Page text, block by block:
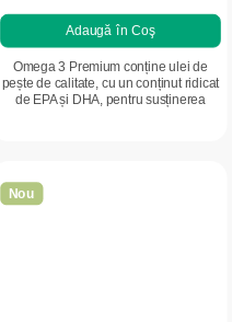
Adaugă în Coş
Omega 3 Premium conține ulei de
pește de calitate, cu un conținut ridicat
de EPA și DHA, pentru susținerea
Nou